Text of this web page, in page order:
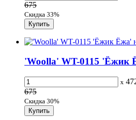
675
Скидка 33%
'Woolla' WT-0115 'Ёжик
x
675
Скидка 30%